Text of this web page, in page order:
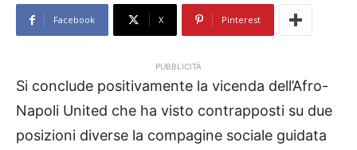
Facebook X Pinterest
PUBBLICITÀ
Si conclude positivamente la vicenda dell’Afro-
Napoli United che ha visto contrapposti su due
posizioni diverse la compagine sociale guidata